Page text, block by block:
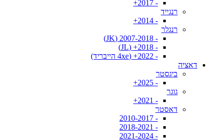
- 2017+
רנגייד
- 2014+
רנגלר
- 2007-2018 (JK)
- 2018+ (JL)
- 2022+ (4xe הייבריד)
דאציה
ביגסטר
- 2025+
גוגר
- 2021+
דאסטר
- 2010-2017
- 2018-2021
- 2021-2024